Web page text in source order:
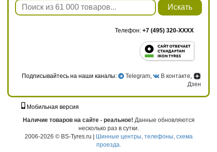
Искать
Телефон: +7 (495) 320-XXXX
Подписывайтесь на наши каналы: Telegram , В контакте
Дзен
Мобильная версия
Наличие товаров на сайте - реальное! Данные обновляются
несколько раз в сутки.
2006-2026 © BS-Tyres.ru | Шинные центры, телефоны, схема
проезда.